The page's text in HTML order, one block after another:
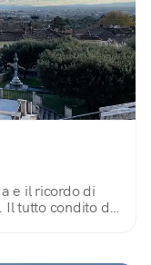
e il ricordo di
Il tutto condito da